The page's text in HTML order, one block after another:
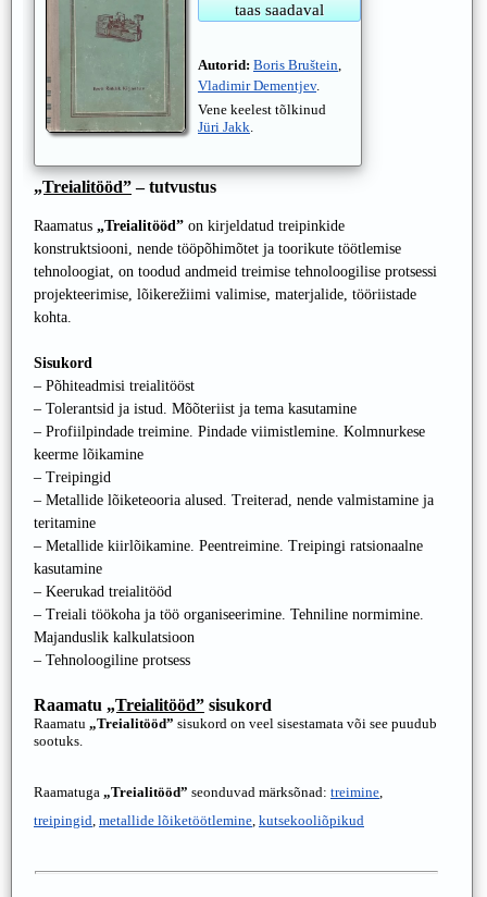
Autorid: Boris Bruštein,
Vladimir Dementjev.
Vene keelest tõlkinud
Jüri Jakk.
„Treialitööd”– tutvustus
Raamatus „Treialitööd” on kirjeldatud treipinkide
konstruktsiooni, nende tööpõhimõtet ja toorikute töötlemise
tehnoloogiat, on toodud andmeid treimise tehnoloogilise protsessi
projekteerimise, lõikerežiimi valimise, materjalide, tööriistade
kohta.
Sisukord
– Põhiteadmisi treialitööst
– Tolerantsid ja istud. Mõõteriist ja tema kasutamine
– Profiilpindade treimine. Pindade viimistlemine. Kolmnurkese
keerme lõikamine
– Treipingid
– Metallide lõiketeooria alused. Treiterad, nende valmistamine ja
teritamine
– Metallide kiirlõikamine. Peentreimine. Treipingi ratsionaalne
kasutamine
– Keerukad treialitööd
– Treiali töökoha ja töö organiseerimine. Tehniline normimine.
Majanduslik kalkulatsioon
– Tehnoloogiline protsess
Raamatu „Treialitööd” sisukord
Raamatu „Treialitööd” sisukord on veel sisestamata või see puudub
sootuks.
Raamatuga „Treialitööd” seonduvad märksõnad: treimine,
treipingid, metallide lõiketöötlemine, kutsekooliõpikud